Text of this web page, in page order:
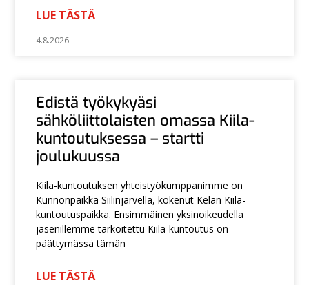
LUE TÄSTÄ
4.8.2026
Edistä työkykyäsi
sähköliittolaisten omassa Kiila-
kuntoutuksessa – startti
joulukuussa
Kiila-kuntoutuksen yhteistyökumppanimme on
Kunnonpaikka Siilinjärvellä, kokenut Kelan Kiila-
kuntoutuspaikka. Ensimmäinen yksinoikeudella
jäsenillemme tarkoitettu Kiila-kuntoutus on
päättymässä tämän
LUE TÄSTÄ